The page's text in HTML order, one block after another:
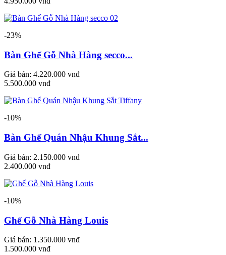
-23%
Bàn Ghế Gỗ Nhà Hàng secco...
Giá bán: 4.220.000 vnđ
5.500.000 vnđ
-10%
Bàn Ghế Quán Nhậu Khung Sắt...
Giá bán: 2.150.000 vnđ
2.400.000 vnđ
-10%
Ghế Gỗ Nhà Hàng Louis
Giá bán: 1.350.000 vnđ
1.500.000 vnđ